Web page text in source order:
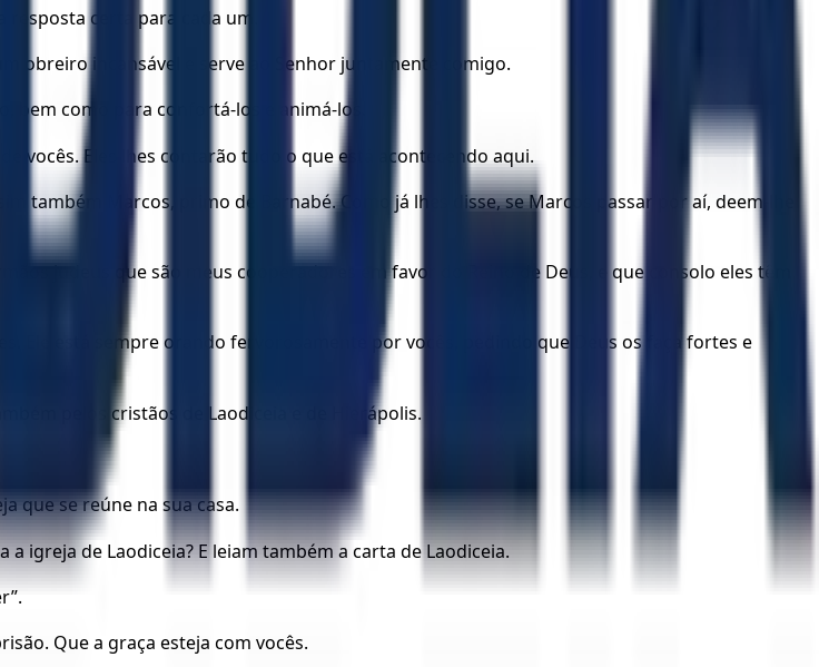
resposta certa para cada um.
obreiro incansável e serve ao Senhor juntamente comigo.
bem como para confortá-los e animá-los.
vocês. Eles lhes contarão tudo o que está acontecendo aqui.
também Marcos, primo de Barnabé. Como já lhes disse, se Marcos passar por aí, deem-lhe
judeus que são meus cooperadores em favor do Reino de Deus, e que consolo eles têm
Ele está sempre orando fervorosamente por vocês, pedindo que Deus os faça fortes e
pelos cristãos de Laodiceia e de Hierápolis.
que se reúne na sua casa.
igreja de Laodiceia? E leiam também a carta de Laodiceia.
Que a graça esteja com vocês.